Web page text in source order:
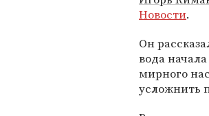
Новости.
Он
вода
мирного
усложнить